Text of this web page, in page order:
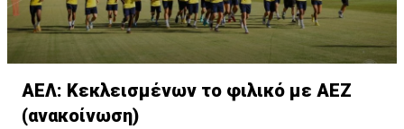
ΑΕΛ: Κεκλεισμένων το φιλικό με ΑΕΖ
(ανακοίνωση)